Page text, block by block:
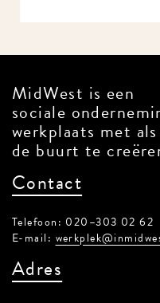
MidWest is een
sociale
werkplaats met
de buurt te
Contact
Telefoon: 020–303 02 62
E-mail:
Adres